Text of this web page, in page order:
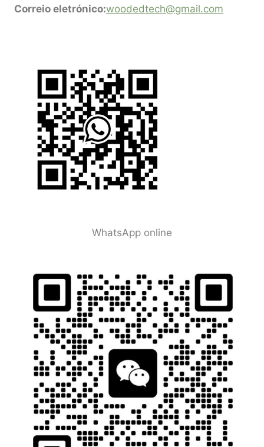
Correio eletrónico:woodedtech@gmail.com
WhatsApp online